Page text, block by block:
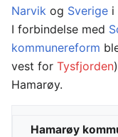
Narvik og Sverige i
I forbindelse med
kommunereform
vest for Tysfjorden
Hamarøy.
Hamarøy